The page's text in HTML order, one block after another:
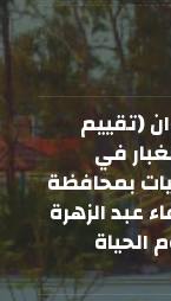
(تقييم
في
بمحافظة
عبد الزهرة